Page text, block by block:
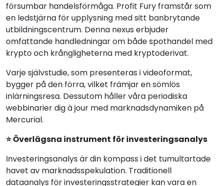
försumbar handelsförmåga. Profit Fury framstår som
en ledstjärna för upplysning med sitt banbrytande
utbildningscentrum. Denna nexus erbjuder
omfattande handledningar om både spothandel med
krypto och krångligheterna med kryptoderivat.
Varje självstudie, som presenteras i videoformat,
bygger på den förra, vilket främjar en sömlös
inlärningsresa. Dessutom håller våra periodiska
webbinarier dig à jour med marknadsdynamiken på
Mercurial.
⭐ Överlägsna instrument för investeringsanalys
Investeringsanalys är din kompass i det tumultartade
havet av marknadsspekulation. Traditionell
dataanalys för investeringsstrategier kan vara en